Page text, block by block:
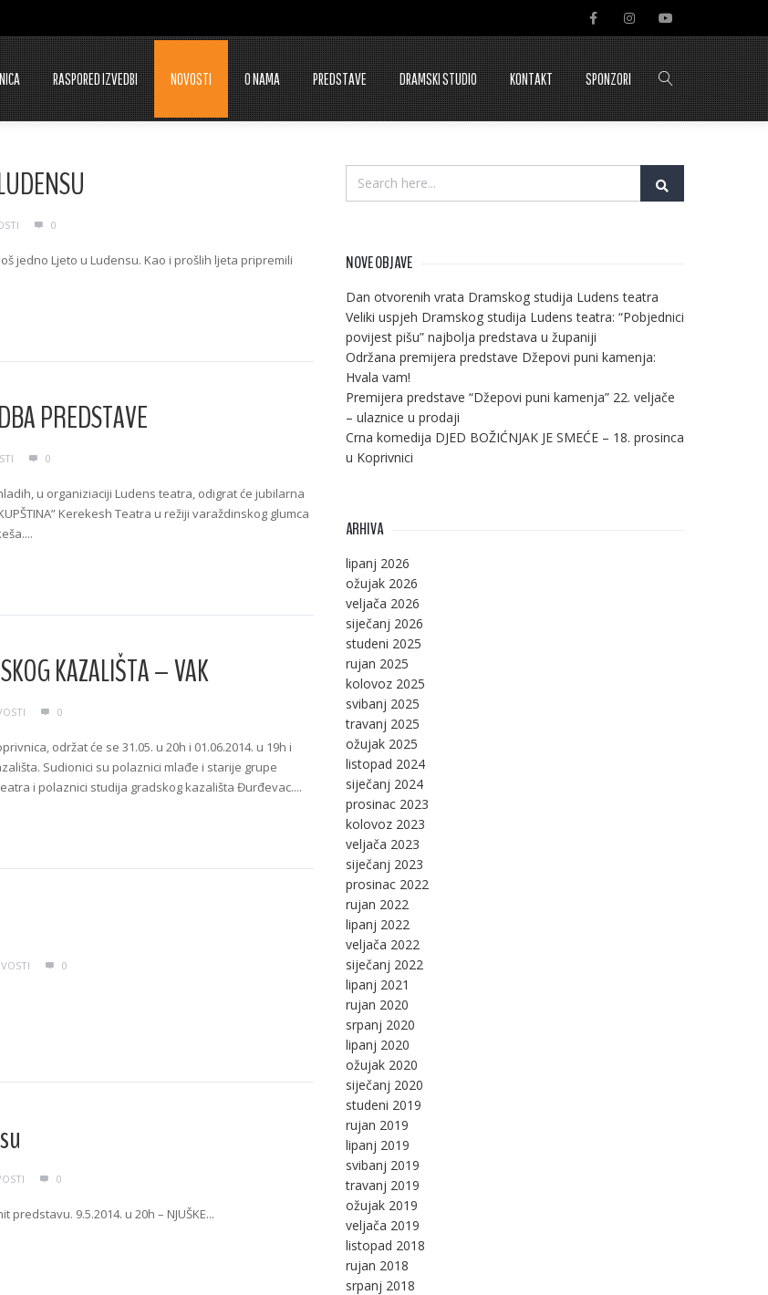
RASPORED IZVEDBI NOVOSTI O NAMA PREDSTAVE DRAMSKI STUDIO KONTAKT SPONZORI
0
jedno Ljeto u Ludensu. Kao i prošlih ljeta pripremili
PREDSTAVE
0
u organiziaciji Ludens teatra, odigrat će jubilarna
Kerekesh Teatra u režiji varaždinskog glumca
KAZALIŠTA – VAK
0
održat će se 31.05. u 20h i 01.06.2014. u 19h i
Sudionici su polaznici mlađe i starije grupe
i polaznici studija gradskog kazališta Đurđevac....
0
0
9.5.2014. u 20h – NJUŠKE...
NOVE OBJAVE
Dan otvorenih vrata Dramskog studija Ludens teatra
Veliki uspjeh Dramskog studija Ludens teatra: “Pobjednici
povijest pišu” najbolja predstava u županiji
Održana premijera predstave Džepovi puni kamenja:
Hvala vam!
Premijera predstave “Džepovi puni kamenja” 22. veljače
– ulaznice u prodaji
Crna komedija DJED BOŽIĆNJAK JE SMEĆE – 18. prosinca
u Koprivnici
ARHIVA
lipanj 2026
ožujak 2026
veljača 2026
siječanj 2026
studeni 2025
rujan 2025
kolovoz 2025
svibanj 2025
travanj 2025
ožujak 2025
listopad 2024
siječanj 2024
prosinac 2023
kolovoz 2023
veljača 2023
siječanj 2023
prosinac 2022
rujan 2022
lipanj 2022
veljača 2022
siječanj 2022
lipanj 2021
rujan 2020
srpanj 2020
lipanj 2020
ožujak 2020
siječanj 2020
studeni 2019
rujan 2019
lipanj 2019
svibanj 2019
travanj 2019
ožujak 2019
veljača 2019
listopad 2018
rujan 2018
srpanj 2018